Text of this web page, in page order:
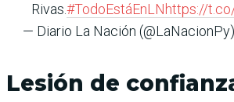
Rivas.#TodoEstáEnLNhttps://
— Diario La Nación (@LaNacionPy)
Lesión de